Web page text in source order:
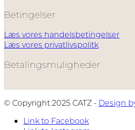
Betingelser
Læs vores handelsbetingelser
Læs vores privatlivspolitk
Betalingsmuligheder
© Copyright 2025 CATZ - Design
Link to Facebook